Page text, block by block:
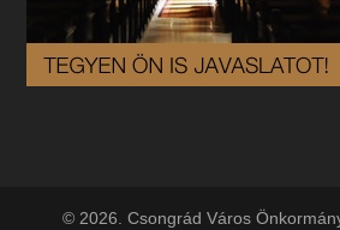
© 2026. Csongrád Város